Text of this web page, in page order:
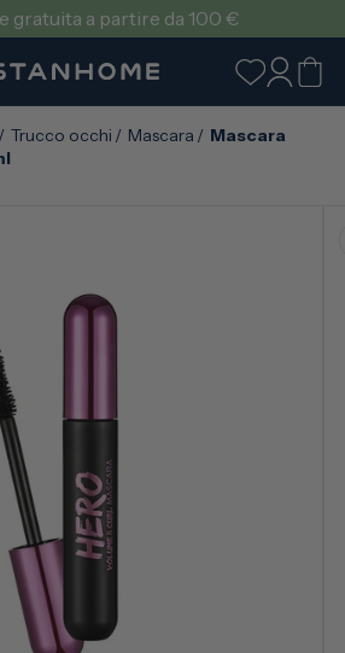
gratuita a partire da 100 €
Accedi
Carrello
/ Trucco occhi / Mascara / Mascara